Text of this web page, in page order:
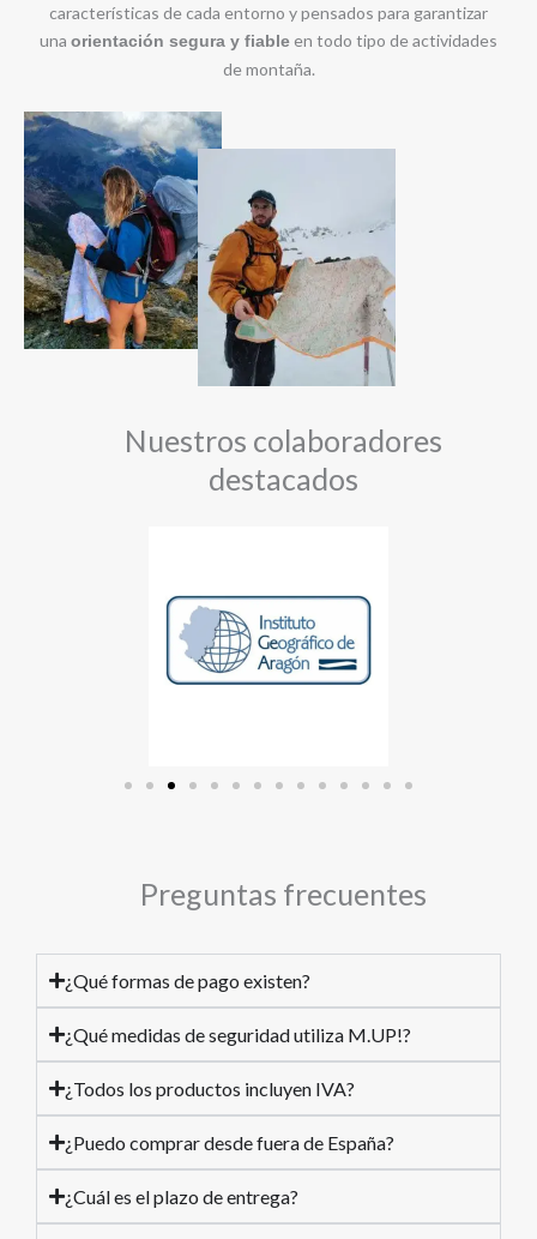
características de cada entorno y pensados para garantizar
una orientación segura y fiable en todo tipo de actividades
de montaña.
Nuestros colaboradores
destacados
Preguntas frecuentes
¿Qué formas de pago existen?
¿Qué medidas de seguridad utiliza M.UP!?
¿Todos los productos incluyen IVA?
¿Puedo comprar desde fuera de España?
¿Cuál es el plazo de entrega?